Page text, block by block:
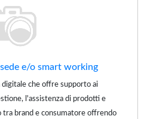
e/o smart working
che offre supporto ai
l'assistenza di prodotti e
brand e consumatore offrendo